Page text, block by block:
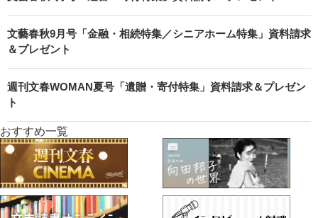
文藝春秋9月号「金融・相続特集／シニアホーム特集」資料請求
＆プレゼント
週刊文春WOMAN夏号「遺贈・寄付特集」資料請求＆プレゼン
ト
おすすめ一覧